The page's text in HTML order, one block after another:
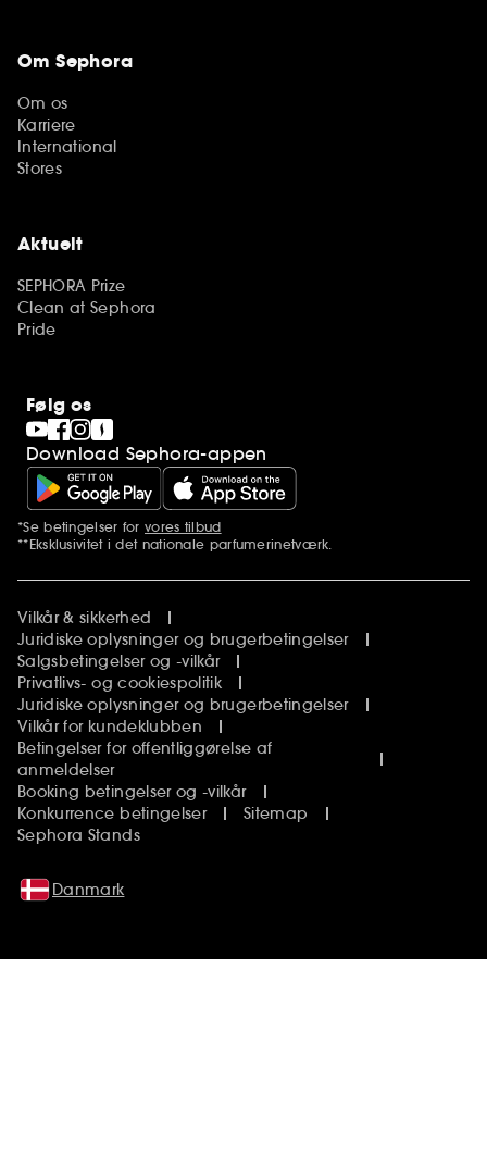
Om Sephora
Om os
Karriere
International
Stores
Aktuelt
SEPHORA Prize
Clean at Sephora
Pride
Følg os
Download Sephora-appen
Yderligere bemærkninger
*Se betingelser for vores tilbud
**Eksklusivitet i det nationale parfumerinetværk.
Vilkår & sikkerhed
Juridiske oplysninger og brugerbetingelser
Salgsbetingelser og -vilkår
Privatlivs- og cookiespolitik
Juridiske oplysninger og brugerbetingelser
Vilkår for kundeklubben
Betingelser for offentliggørelse af
anmeldelser
Booking betingelser og -vilkår
Konkurrence betingelser
Sitemap
Sephora Stands
Danmark